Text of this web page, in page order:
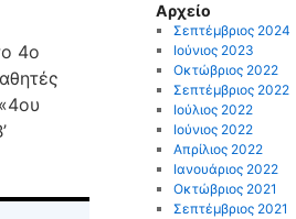
4ο
Αρχείο
Σεπτέμβριος 2024
Ιούνιος 2023
Οκτώβριος 2022
Σεπτέμβριος 2022
Ιούλιος 2022
Ιούνιος 2022
Απρίλιος 2022
Ιανουάριος 2022
Οκτώβριος 2021
Σεπτέμβριος 2021